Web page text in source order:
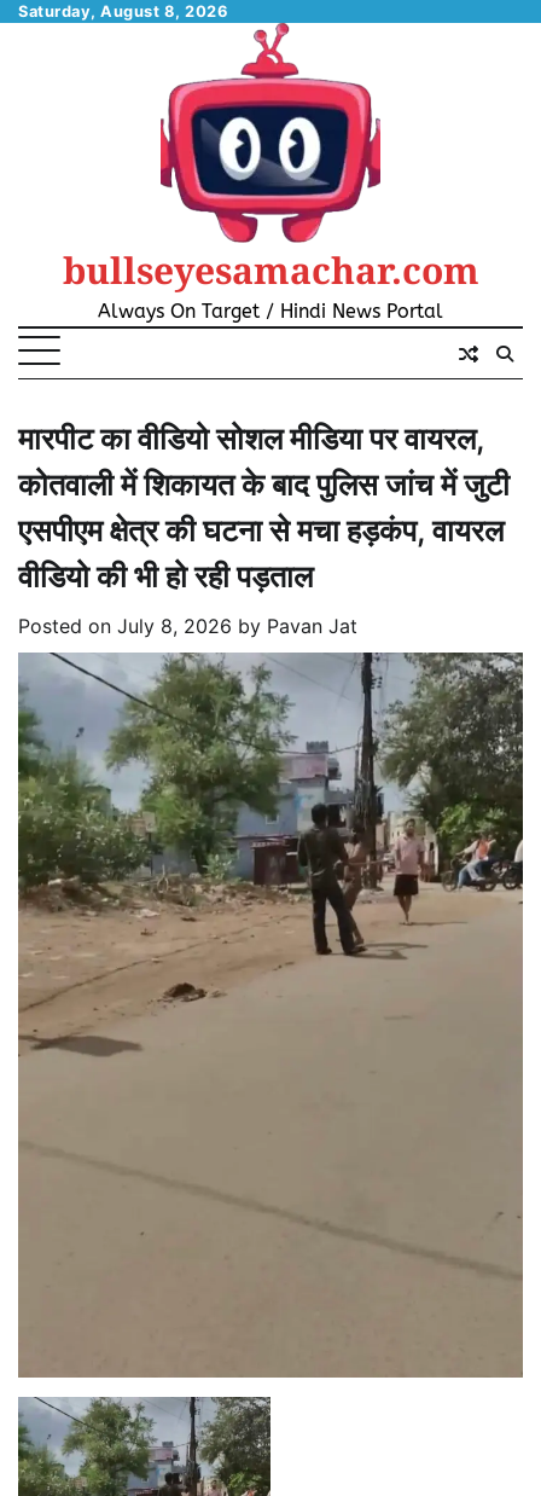
SkipSaturday, August 8, 2026
bullseyesamachar.com
Always On Target / Hindi News Portal
मारपीट का वीडियो सोशल मीडिया पर वायरल,
कोतवाली में शिकायत के बाद पुलिस जांच में जुटी
एसपीएम क्षेत्र की घटना से मचा हड़कंप, वायरल
वीडियो की भी हो रही पड़ताल
Posted on July 8, 2026 by Pavan Jat